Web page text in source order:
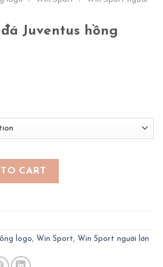
Juventus hồng
hồng quantity
CART
logo, Win Sport, Win Sport người lớn